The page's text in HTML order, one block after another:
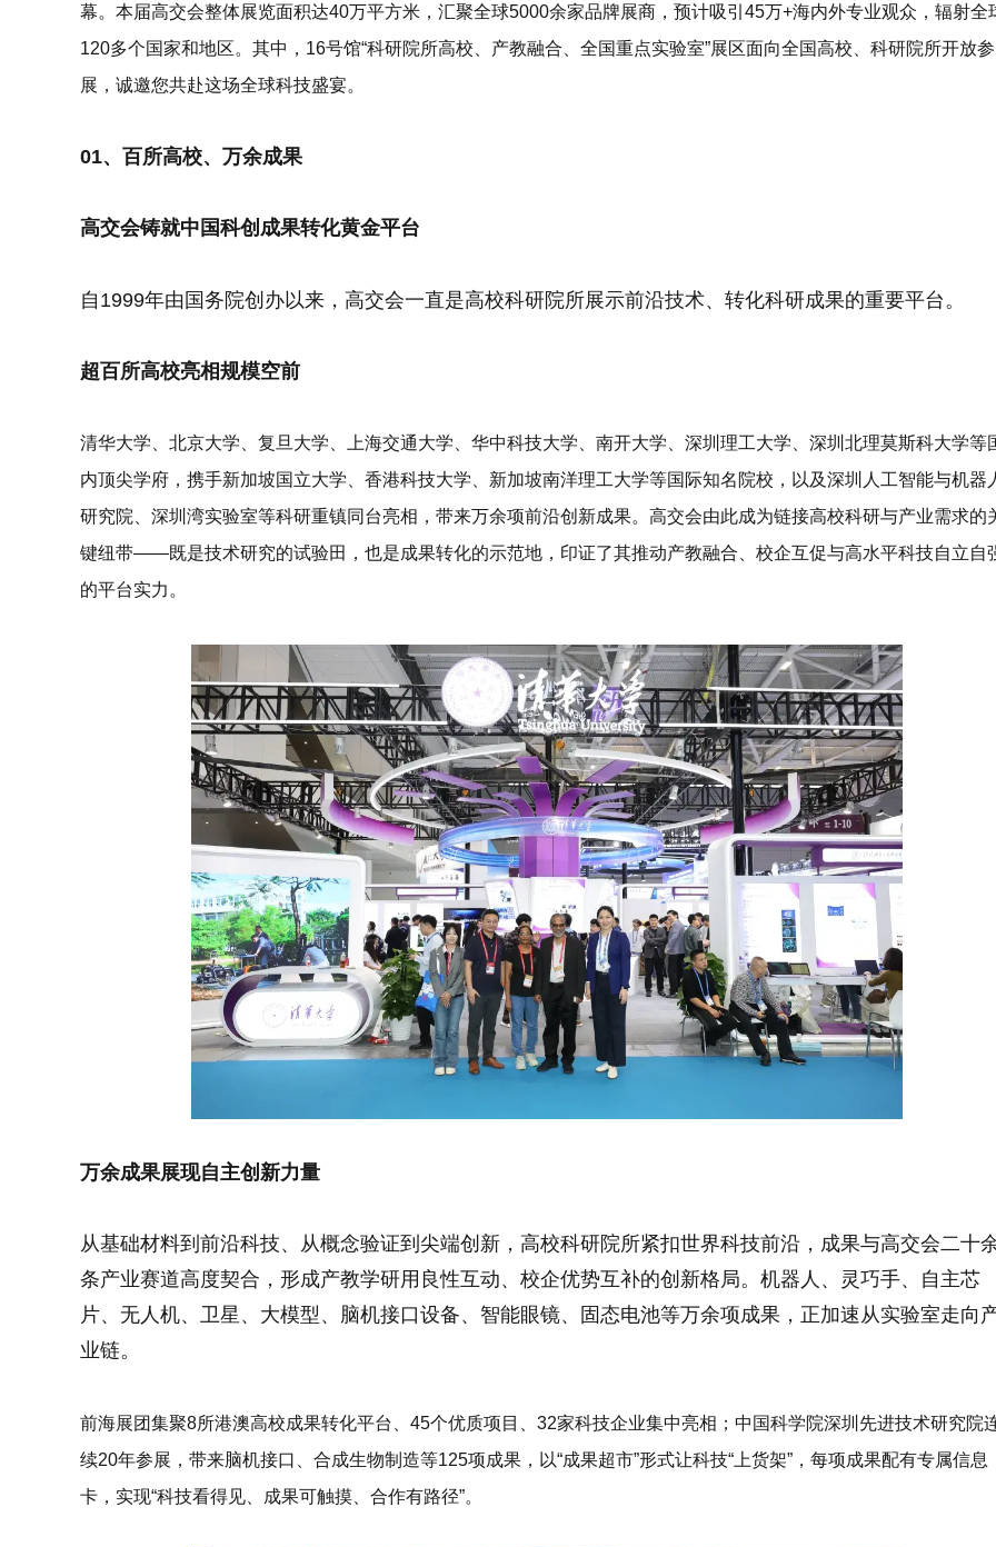
幕。本届高交会整体展览面积达40万平方米，汇聚全球5000余家品牌展商，预计吸引45万+海内外专业观众，辐射全
120多个国家和地区。其中，16号馆“科研院所高校、产教融合、全国重点实验室”展区面向全国高校、科研院所开放参
展，诚邀您共赴这场全球科技盛宴。
01、百所高校、万余成果
高交会铸就中国科创成果转化黄金平台
自1999年由国务院创办以来，高交会一直是高校科研院所展示前沿技术、转化科研成果的重要平台。
超百所高校亮相规模空前
清华大学、北京大学、复旦大学、上海交通大学、华中科技大学、南开大学、深圳理工大学、深圳北理莫斯科大学等
内顶尖学府 ，携手新加坡国立大学、香港科技大学、新加坡南洋理工大学等国际知名院校 ，以及深圳人工智能与机器
研究院、深圳湾实验室等科研重镇 同台亮相，带来万余项前沿创新成果。高交会由此成为链接高校科研与产业需求的
键纽带——既是技术研究的试验田，也是成果转化的示范地 ，印证了其推动产教融合、校企互促与高水平科技自立自
的平台实力。
万余成果展现自主创新力量
从基础材料到前沿科技、从概念验证到尖端创新，高校科研院所紧扣世界科技前沿，成果与高交会二十
条产业赛道高度契合，形成产教学研用良性互动、校企优势互补的创新格局。机器人、灵巧手、自主芯
片、无人机、卫星、大模型、脑机接口设备、智能眼镜、固态电池等万余项成果，正加速从实验室走向
业链。
前海展团集聚8所港澳高校成果转化平台、45个优质项目、32家科技企业集中亮相；中国科学院深圳先进技术研究院
续20年参展，带来脑机接口、合成生物制造等125项成果，以“成果超市”形式让科技“上货架”，每项成果配有专属信息
卡，实现“科技看得见、成果可触摸、合作有路径”。